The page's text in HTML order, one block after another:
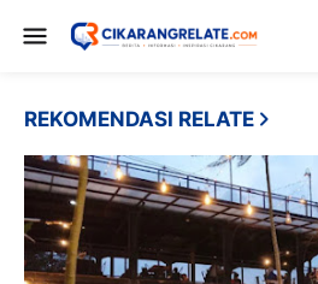
REKOMENDASI RELATE